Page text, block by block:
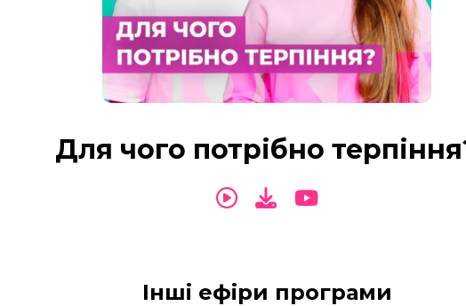
Для чого потрібно
Інші ефіри програми